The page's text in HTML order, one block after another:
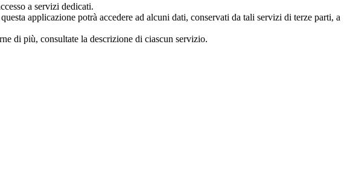
a servizi dedicati.
applicazione potrà accedere ad alcuni dati, conservati da tali servizi di terze parti, a
di più, consultate la descrizione di ciascun servizio.